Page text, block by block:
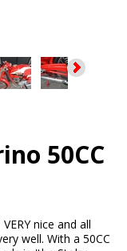
50CC
nice and all
well. With a 50CC